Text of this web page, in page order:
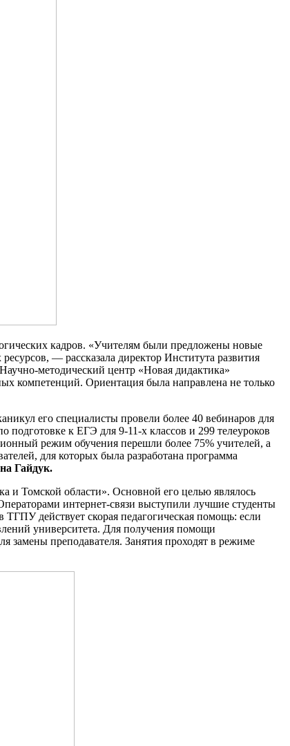
кадров. «Учителям были предложены новые
— рассказала директор Института развития
методический центр «Новая дидактика»
компетенций. Ориентация была направлена не только
его специалисты провели более 40 вебинаров для
подготовке к ЕГЭ для 9-11-х классов и 299 телеуроков
режим обучения перешли более 75% учителей, а
для которых была разработана программа
Гайдук.
и Томской области». Основной его целью являлось
интернет-связи выступили лучшие студенты
действует скорая педагогическая помощь: если
университета. Для получения помощи
замены преподавателя. Занятия проходят в режиме